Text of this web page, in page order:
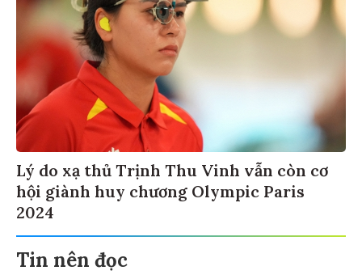
Lý do xạ thủ Trịnh Thu Vinh vẫn còn cơ
hội giành huy chương Olympic Paris
2024
Tin nên đọc